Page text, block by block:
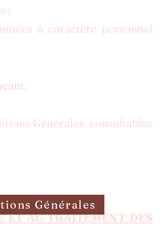
;
à caractère personnel
Générales consultables
ET AU TRAITEMENT DES
Générales